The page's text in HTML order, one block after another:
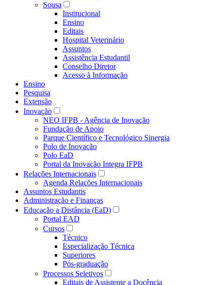
Sousa
Institucional
Ensino
Editais
Hospital Veterinário
Assuntos
Assistência Estudantil
Conselho Diretor
Acesso à Informação
Ensino
Pesquisa
Extensão
Inovação
NEO IFPB - Agência de Inovação
Fundação de Apoio
Parque Científico e Tecnológico Sinergia
Polo de Inovação
Polo EaD
Portal da Inovação Integra IFPB
Relações Internacionais
Agenda Relações Internacionais
Assuntos Estudantis
Administração e Finanças
Educação a Distância (EaD)
Portal EAD
Cursos
Técnico
Especialização Técnica
Superiores
Pós-graduação
Processos Seletivos
Editais de Assistente a Docência